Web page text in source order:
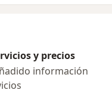
y precios
información